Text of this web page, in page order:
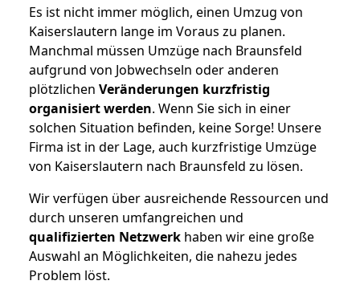
Es ist nicht immer möglich, einen Umzug von
Kaiserslautern lange im Voraus zu planen.
Manchmal müssen Umzüge nach Braunsfeld
aufgrund von Jobwechseln oder anderen
plötzlichen Veränderungen kurzfristig
organisiert werden. Wenn Sie sich in einer
solchen Situation befinden, keine Sorge! Unsere
Firma ist in der Lage, auch kurzfristige Umzüge
von Kaiserslautern nach Braunsfeld zu lösen.
Wir verfügen über ausreichende Ressourcen und
durch unseren umfangreichen und
qualifizierten Netzwerk haben wir eine große
Auswahl an Möglichkeiten, die nahezu jedes
Problem löst.